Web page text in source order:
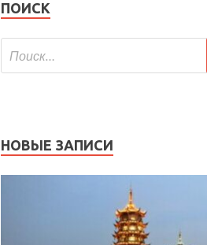
ПОИСК
НОВЫЕ ЗАПИСИ